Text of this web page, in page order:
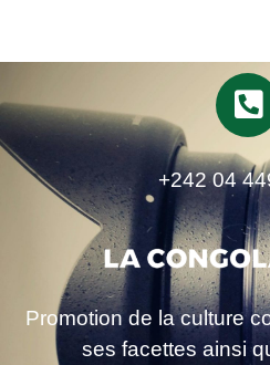
+242 04
Promotion de la culture
ses facettes ainsi